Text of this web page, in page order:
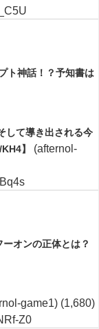
ト神話！？予知書は
して導き出される今
】
(afternol-
ーオンの正体とは？
game1) (1,680)
Z0